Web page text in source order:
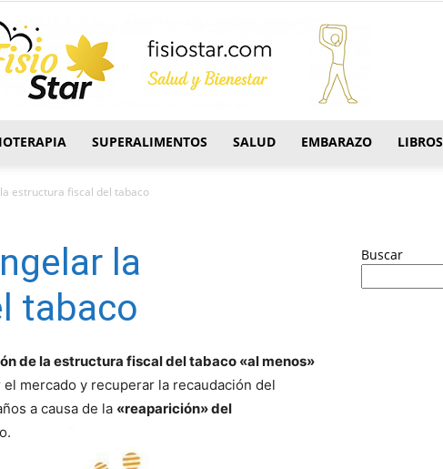
SUPERALIMENTOS SALUD EMBARAZO LIBROS
estructura fiscal del tabaco
la
tabaco
de la estructura fiscal del tabaco «al menos»
mercado y recuperar la recaudación del
a causa de la «reaparición» del
Buscar